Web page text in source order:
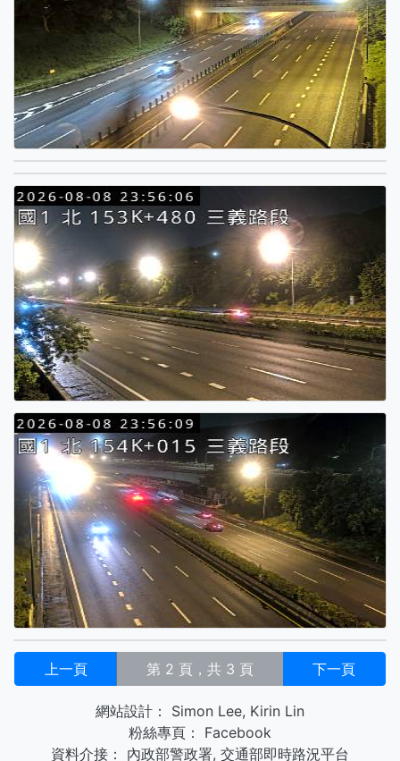
上一頁 第 2 頁，共 3 頁 下一頁
網站設計： Simon Lee, Kirin Lin
粉絲專頁：
Facebook
資料介接：
內政部警政署, 交通部即時路況平台